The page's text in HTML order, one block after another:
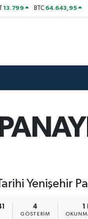
13.799 BTC 64.643,95
Yenişehir
4
GÖSTERIM